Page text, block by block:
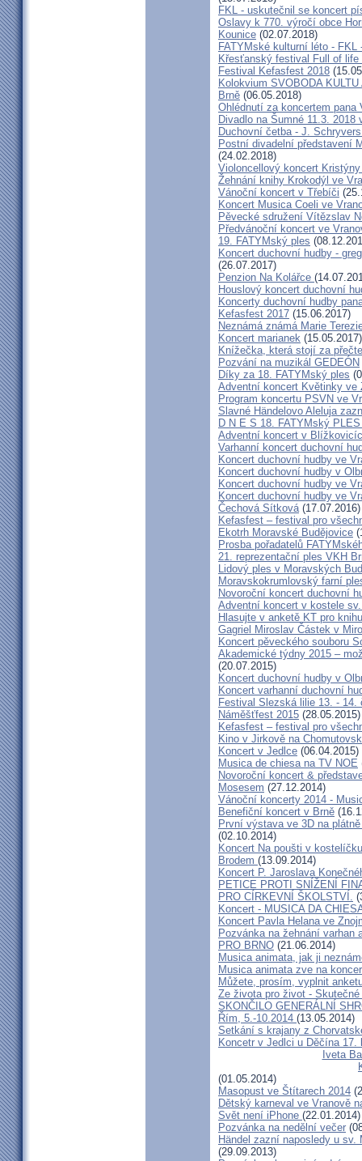
FKL - uskutečnil se koncert
Oslavy k 770. výročí obce
Kounice (02.07.2018)
FATYMské kulturní léto - FKL
Křesťanský festival Full of life
Festival Kefasfest 2018
Kolokvium SVOBODA
Brně (06.05.2018)
Ohlédnutí za koncertem pana
Divadlo na Šumné 11.3. 2018
Duchovní četba - J.
Postní divadelní představení
(24.02.2018)
Violoncellový koncert
Žehnání knihy Krokodýl ve
Vánoční koncert v Třebíči
Koncert Musica Coeli ve
Pěvecké sdružení Vítězslav
Předvánoční koncert ve
19. FATYMský ples
Koncert duchovní hudby -
(26.07.2017)
Penzion Na Kolářce
Houslový koncert duchovní
Koncerty duchovní hudby
Kefasfest 2017 (15.06.2017)
Neznámá známá Marie
Koncert marianek (15.05.2017)
Knížečka, která stojí za
Pozvání na muzikál GEDEÓN
Díky za 18. FATYMský ples
Adventní koncert Květinky ve
Program koncertu PSVN ve
Slavné Händelovo Aleluja
D N E S 18. FATYMský
Adventní koncert v
Varhanní koncert duchovní
Koncert duchovní hudby ve
Koncert duchovní hudby v
Koncert duchovní hudby ve
Koncert duchovní hudby ve
Čechová Sítková(17.07.2016)
Kefasfest – festival pro
Ekotrh Moravské Budějovice
Prosba pořadatelů
21. reprezentační ples VKH
Lidový ples v Moravských
Moravskokrumlovský farní
Novoroční koncert duchovní
Adventní koncert v kostele
Hlasujte v anketě KT pro
Gagriel Miroslav Částek v
Koncert pěveckého souboru
Akademické týdny 2015 –
(20.07.2015)
Koncert duchovní hudby v
Koncert varhanní duchovní
Festival Slezská lilie 13. - 14.
Náměšťfest 2015 (28.05.2015)
Kefasfest – festival pro
Kino v Jirkově na
Koncert v Jedlce (06.04.2015)
Musica de chiesa na TV NOE
Novoroční koncert &
Mosesem (27.12.2014)
Vánoční koncerty 2014 -
Benefiční koncert v Brně
První výstava ve 3D na
(02.10.2014)
Koncert Na poušti v
Brodem (13.09.2014)
Koncert P. Jaroslava
PETICE PROTI SNÍŽENÍ
PRO CÍRKEVNÍ ŠKOLSTVÍ.
Koncert - MUSICA DA
Koncert Pavla Helana ve
Pozvánka na žehnání varhan
PRO BRNO (21.06.2014)
Musica animata, jak ji
Musica animata zve na
Můžete, prosím, vyplnit
Ze života pro život -
SKONČILO GENERÁLNÍ
Řím, 5.-10.2014 (13.05.2014)
Setkání s krajany z
Koncetr v Jedlci u Děčína 17.
Iveta
(01.05.2014)
Masopust ve Štítarech 2014
Dětský karneval ve Vranově
Svět není iPhone (22.01.2014)
Pozvánka na nedělní večer
Händel zazní naposledy u
(29.09.2013)